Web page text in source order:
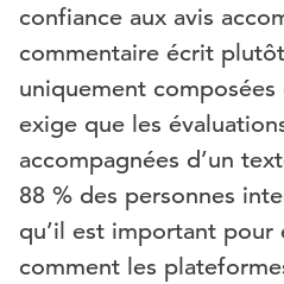
confiance aux avis
commentaire écrit
uniquement composées
exige que les
accompagnées d’un
88 % des personnes
qu’il est important
comment les